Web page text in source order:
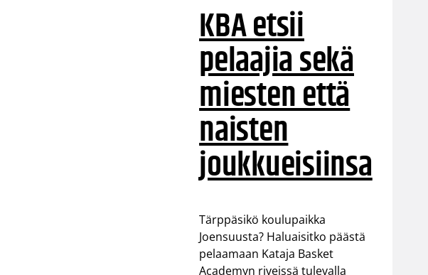
KBA etsii
pelaajia sekä
miesten että
naisten
joukkueisiinsa
Tärppäsikö koulupaikka
Joensuusta? Haluaisitko päästä
pelaamaan Kataja Basket
Academyn riveissä tulevalla